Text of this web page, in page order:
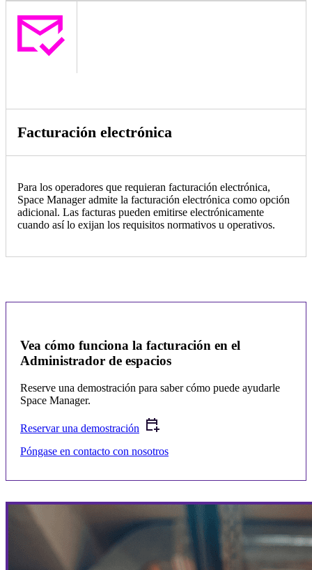
Facturación electrónica
Para los operadores que requieran facturación electrónica,
Space Manager admite la facturación electrónica como opción
adicional. Las facturas pueden emitirse electrónicamente
cuando así lo exijan los requisitos normativos u operativos.
Vea cómo funciona la facturación en el
Administrador de espacios
Reserve una demostración para saber cómo puede ayudarle
Space Manager.
Reservar una demostración
Póngase en contacto con nosotros